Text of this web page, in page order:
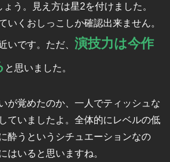
う。見え方は星2を付けました。
いくおしっこしか確認出来ません。
いです。ただ、 演技力は今作
と思いました。
が覚めたのか、一人でティッシュな
ていましたよ。全体的にレベルの低
酔うというシチュエーションなの
はいると思いますね。